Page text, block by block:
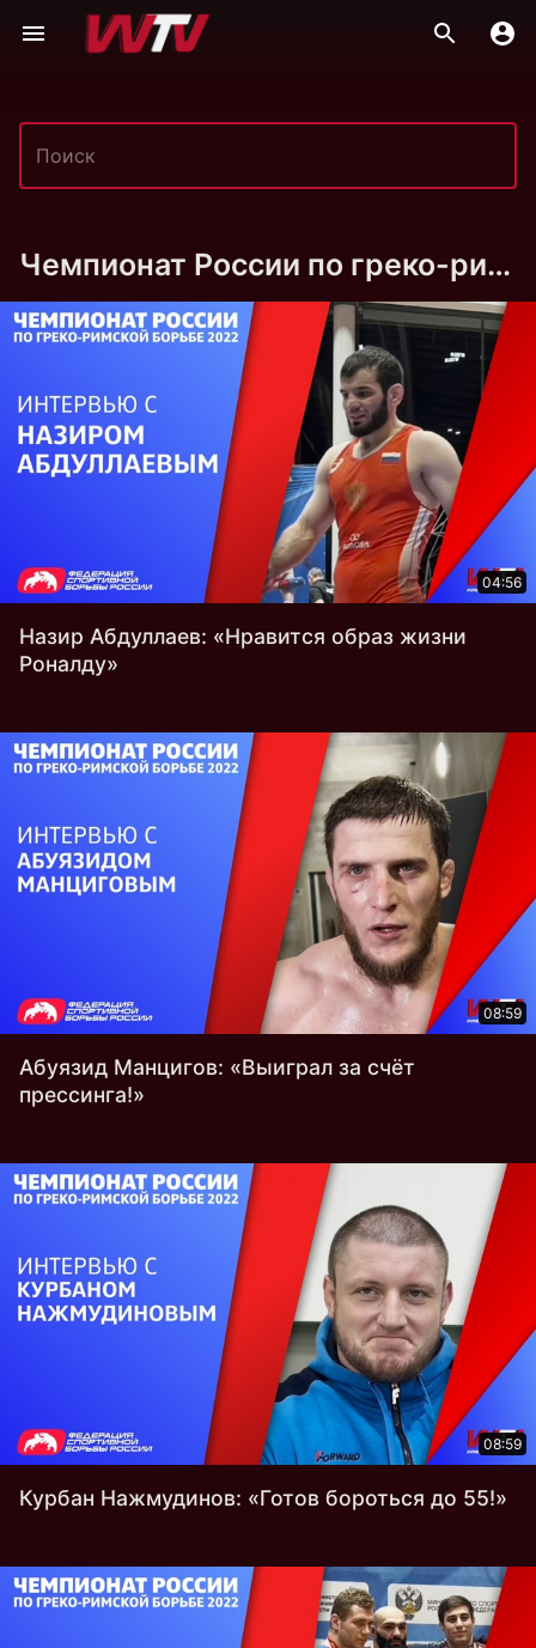
Чемпионат России по греко-римской борьбе 2022 Суздаль
04:56
Назир Абдуллаев: «Нравится образ жизни
Роналду»
08:59
Абуязид Манцигов: «Выиграл за счёт
прессинга!»
08:59
Курбан Нажмудинов: «Готов бороться до 55!»